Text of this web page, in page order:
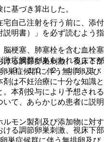
自己注射を行う前に、添付
明書）」を必ず読むよう指
る調節卵巣刺激、視床下部
巣症候群に伴う無排卵及び
は不妊治療に十分な知識と
本剤投与により予想される
て、あらかじめ患者に説明
る調節卵巣刺激、視床下部
基づき算出した。
梗塞、肺塞栓を含む血栓塞
症候群があらわれることが
３、１０．２、１１．１．
モン製剤及び添加物に対す